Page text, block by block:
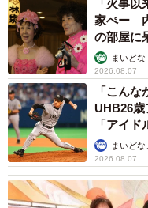
「火事
家ぺー
の部屋に
まいどな
2026.08.07
「こん
UHB26
「アイ
か」まいどな
2026.08.07